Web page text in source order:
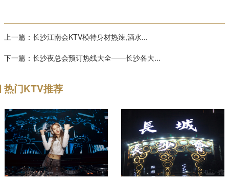
上一篇： 长沙江南会KTV模特身材热辣,酒水...
下一篇： 长沙夜总会预订热线大全——长沙各大...
热门KTV推荐